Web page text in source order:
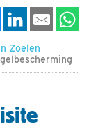
Zoelen